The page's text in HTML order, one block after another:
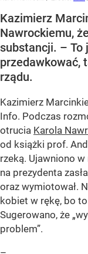
Kazimierz
Nawrockiemu,
substancji. – To
przedawkować,
rządu.
Kazimierz
Info. Podczas
otrucia Karola
od książki prof.
rzeką. Ujawniono
na prezydenta
oraz wymiotował.
kobiet w rękę, bo
Sugerowano, że
problem”.